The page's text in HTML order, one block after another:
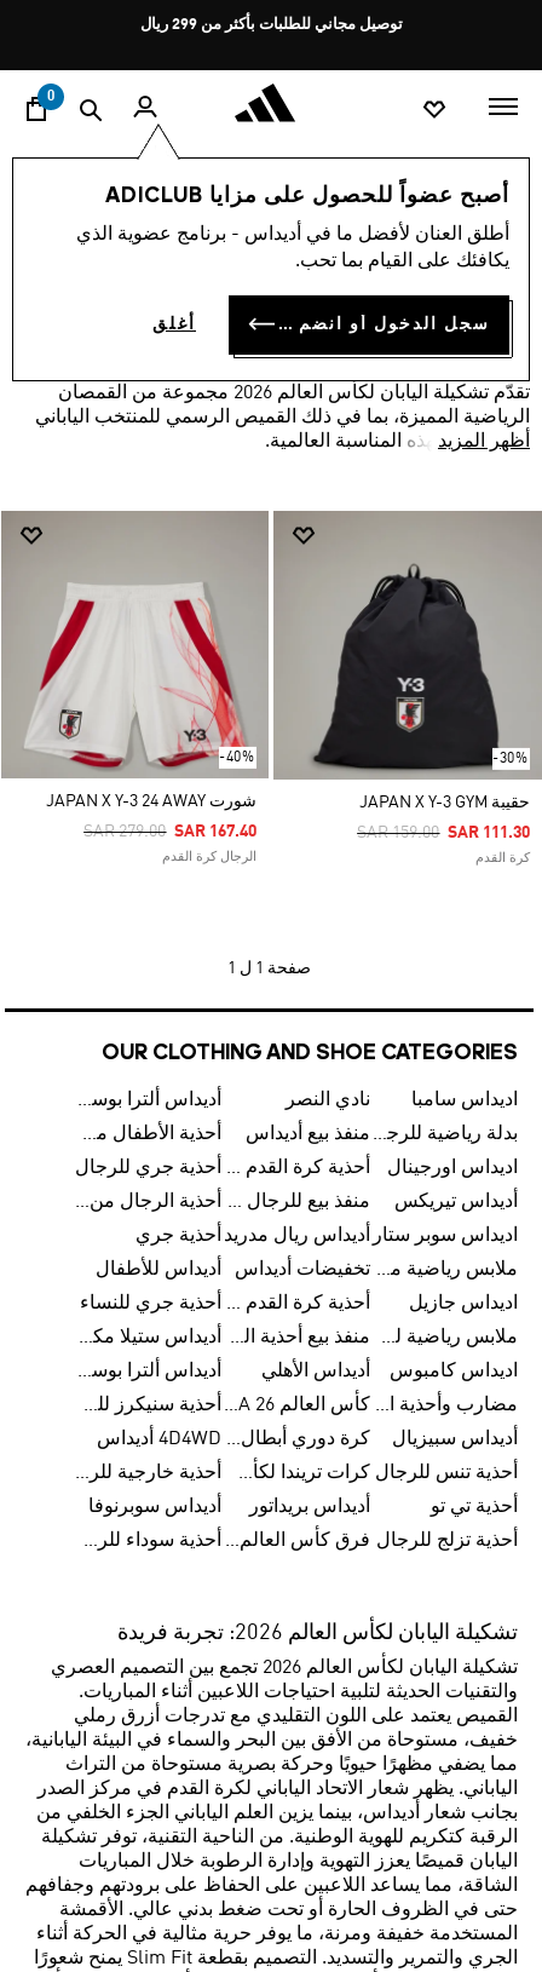
Pause
rotation
توصيل مجاني للطلبات بأكثر من 299 ريال
0
أصبح عضواً للحصول على مزايا ADICLUB
أطلق العنان لأفضل ما في أديداس - برنامج عضوية الذي
يكافئك على القيام بما تحب.
سجل الدخول أو انضم الآن أغلق
كأس العالم ‎™26 FIFA🏆‏ المنتخبات الوطنية
تشكيلة اليابان لكأس العالم 2026
فلتر و صنف
تقدّم تشكيلة اليابان لكأس العالم 2026 مجموعة من القمصان
الرياضية المميزة، بما في ذلك القميص الرسمي للمنتخب الياباني
لكرة القدم لهذه المناسبة العالمية.
أظهر المزيد
-30%
حقيبة JAPAN X Y-3 GYM
Price Reduced From
SAR 159.00ToSAR 111.30
كرة القدم
-40%
شورت JAPAN X Y-3 24 AWAY
Price Reduced From
SAR 279.00ToSAR 167.40
الرجال كرة القدم
صفحة 1 ل 1
OUR CLOTHING AND SHOE CATEGORIES
اديداس سامبا نادي النصر
أديداس ألترا بوست
بدلة رياضية للرجال من أديداس منفذ بيع أديداس
أحذية الأطفال من أديداس
اديداس اورجينال
أحذية كرة القدم للرجال من أديداس
أحذية جري للرجال
أديداس تيريكس
منفذ بيع للرجال من أديداس
أحذية الرجال من أديداس
اديداس سوبر ستار
أديداس ريال مدريد أحذية جري
ملابس رياضية من أديداس تخفيضات أديداس
أديداس للأطفال
اديداس جازيل
أحذية كرة القدم من أديداس
أحذية جري للنساء
ملابس رياضية للأطفال من أديداس
منفذ بيع أحذية الرجال من أديداس
أديداس ستيلا مكارتني
اديداس كامبوس
أديداس الأهلي
أديداس ألترا بوست للنساء
مضارب وأحذية البادل من أديداس
كأس العالم FIFA 26™
أحذية سنيكرز للرجال من أديداس
أديداس سبيزيال
كرة دوري أبطال أوروبا من أديداس 4D4WD أديداس
أحذية تنس للرجال
كرات تريندا لكأس العالم FIFA 26™
أحذية خارجية للرجال
أحذية تي تو
أديداس بريداتور
أديداس سوبرنوفا
أحذية تزلج للرجال
فرق كأس العالم FIFA 26™ أحذية سوداء للرجال
تشكيلة اليابان لكأس العالم 2026: تجربة فريدة
تشكيلة اليابان لكأس العالم 2026 تجمع بين التصميم العصري
والتقنيات الحديثة لتلبية احتياجات اللاعبين أثناء المباريات.
القميص يعتمد على اللون التقليدي مع تدرجات أزرق رملي
خفيف، مستوحاة من الأفق بين البحر والسماء في البيئة اليابانية،
مما يضفي مظهرًا حيويًا وحركة بصرية مستوحاة من التراث
الياباني. يظهر شعار الاتحاد الياباني لكرة القدم في مركز الصدر
بجانب شعار أديداس، بينما يزين العلم الياباني الجزء الخلفي من
الرقبة كتكريم للهوية الوطنية. من الناحية التقنية، توفر تشكيلة
اليابان قميصًا يعزز التهوية وإدارة الرطوبة خلال المباريات
الشاقة، مما يساعد اللاعبين على الحفاظ على برودتهم وجفافهم
حتى في الظروف الحارة أو تحت ضغط بدني عالي. الأقمشة
المستخدمة خفيفة ومرنة، ما يوفر حرية مثالية في الحركة أثناء
الجري والتمرير والتسديد. التصميم بقطعة Slim Fit يمنح شعورًا